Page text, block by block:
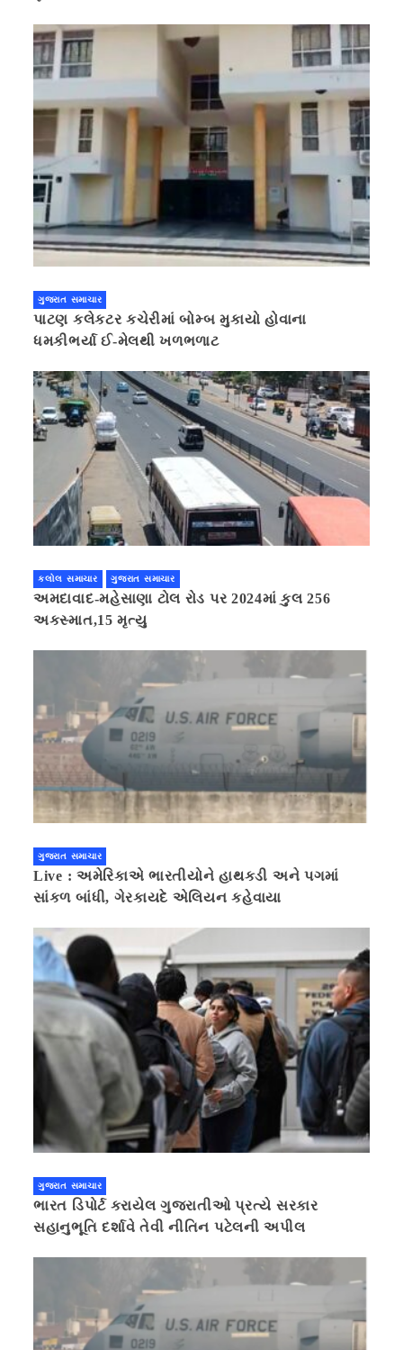
ગુજરાત સમાચાર
પાટણ કલેકટર કચેરીમાં બોમ્બ મુકાયો હોવાના
ધમકીભર્યા ઈ-મેલથી ખળભળાટ
કલોલ સમાચાર ગુજરાત સમાચાર
અમદાવાદ-મહેસાણા ટોલ રોડ પર 2024માં કુલ 256
અકસ્માત,15 મૃત્યુ
ગુજરાત સમાચાર
Live : અમેરિકાએ ભારતીયોને હાથકડી અને પગમાં
સાંકળ બાંધી, ગેરકાયદે એલિયન કહેવાયા
ગુજરાત સમાચાર
ભારત ડિપોર્ટ કરાયેલ ગુજરાતીઓ પ્રત્યે સરકાર
સહાનુભૂતિ દર્શાવે તેવી નીતિન પટેલની અપીલ